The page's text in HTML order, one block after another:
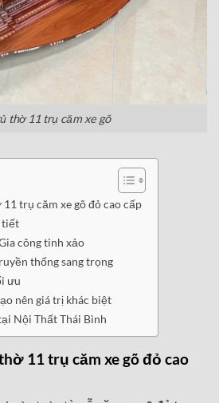
thờ 11 trụ căm xe gõ
trụ căm xe gõ đỏ cao cấp
tiết
công tinh xảo
thống sang trọng
ưu
nên giá trị khác biệt
Nội Thất Thái Bình
11 trụ căm xe gõ đỏ cao